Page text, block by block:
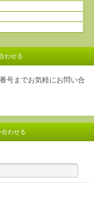
わせる
号までお気軽にお問い合
わせる